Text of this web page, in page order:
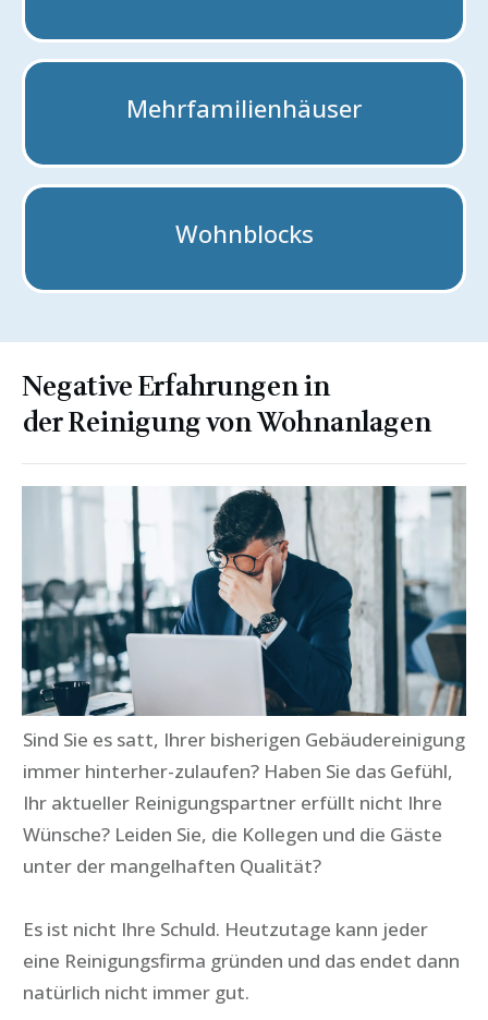
Mehrfamilienhäuser
Wohnblocks
Negative Erfahrungen in
derReinigung von Wohnanlagen
Sind Sie es satt, Ihrer bisherigen Gebäudereinigung
immer hinterher-zulaufen? Haben Sie das Gefühl,
Ihr aktueller Reinigungspartner erfüllt nicht Ihre
Wünsche? Leiden Sie, die Kollegen und die Gäste
unter der mangelhaften Qualität?
Es ist nicht Ihre Schuld. Heutzutage kann jeder
eine Reinigungsfirma gründen und das endet dann
natürlich nicht immer gut.